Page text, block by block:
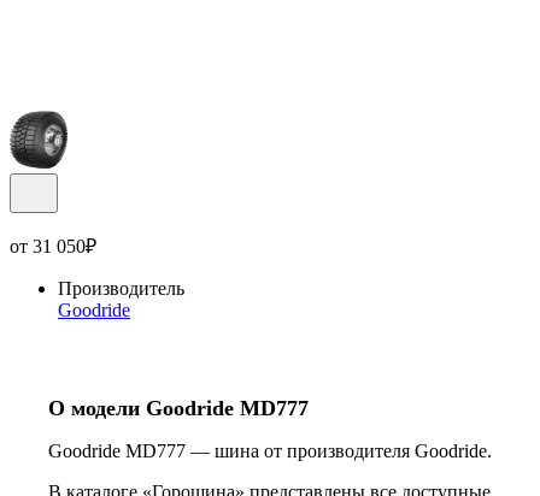
от 31 050₽
Производитель
Goodride
О модели Goodride MD777
Goodride MD777 — шина от производителя Goodride.